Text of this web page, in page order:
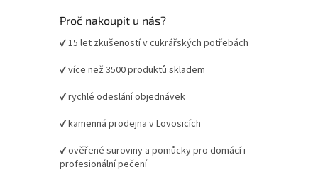
Proč nakoupit u nás?
✔ 15 let zkušeností v cukrářských potřebách
✔ více než 3500 produktů skladem
✔ rychlé odeslání objednávek
✔ kamenná prodejna v Lovosicích
✔ ověřené suroviny a pomůcky pro domácí i
profesionální pečení